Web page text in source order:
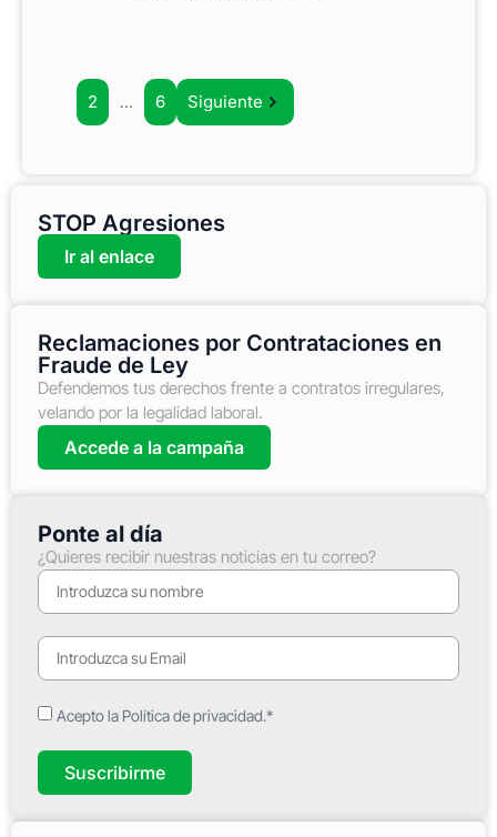
2 … 6 Siguiente
STOP Agresiones
Ir al enlace
Reclamaciones por Contrataciones en
Fraude de Ley
Defendemos tus derechos frente a contratos irregulares,
velando por la legalidad laboral.
Accede a la campaña
Ponte al día
¿Quieres recibir nuestras noticias en tu correo?
Acepto la Política de privacidad.*
Suscribirme